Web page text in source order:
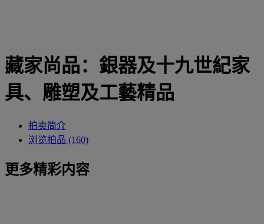
藏家尚品：銀器及十九世紀家
具、雕塑及工藝精品
拍卖简介
浏览拍品 (160)
更多精彩内容